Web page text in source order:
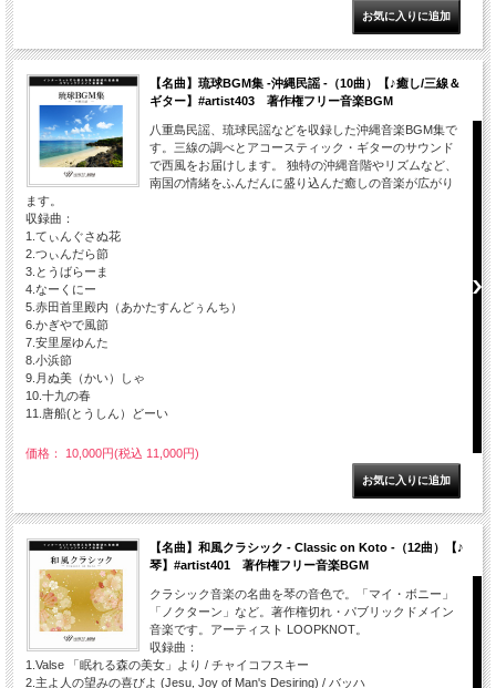
【名曲】琉球BGM集 -沖縄民謡 -（10曲）【♪癒し/三線＆
ギター】#artist403 著作権フリー音楽BGM
八重島民謡、琉球民謡などを収録した沖縄音楽BGM集で
す。三線の調べとアコースティック・ギターのサウンド
で西風をお届けします。 独特の沖縄音階やリズムなど、
南国の情緒をふんだんに盛り込んだ癒しの音楽が広がり
ます。
収録曲：
1.てぃんぐさぬ花
2.つぃんだら節
3.とうばらーま
4.なーくにー
5.赤田首里殿内（あかたすんどぅんち）
6.かぎやで風節
7.安里屋ゆんた
8.小浜節
9.月ぬ美（かい）しゃ
10.十九の春
11.唐船(とうしん）どーい
価格： 10,000円(税込 11,000円)
【名曲】和風クラシック - Classic on Koto -（12曲）【♪
琴】#artist401 著作権フリー音楽BGM
クラシック音楽の名曲を琴の音色で。「マイ・ボニー」
「ノクターン」など。著作権切れ・パブリックドメイン
音楽です。アーティスト LOOPKNOT。
収録曲：
1.Valse 「眠れる森の美女」より / チャイコフスキー
2.主よ人の望みの喜びよ (Jesu, Joy of Man's Desiring) / バッハ